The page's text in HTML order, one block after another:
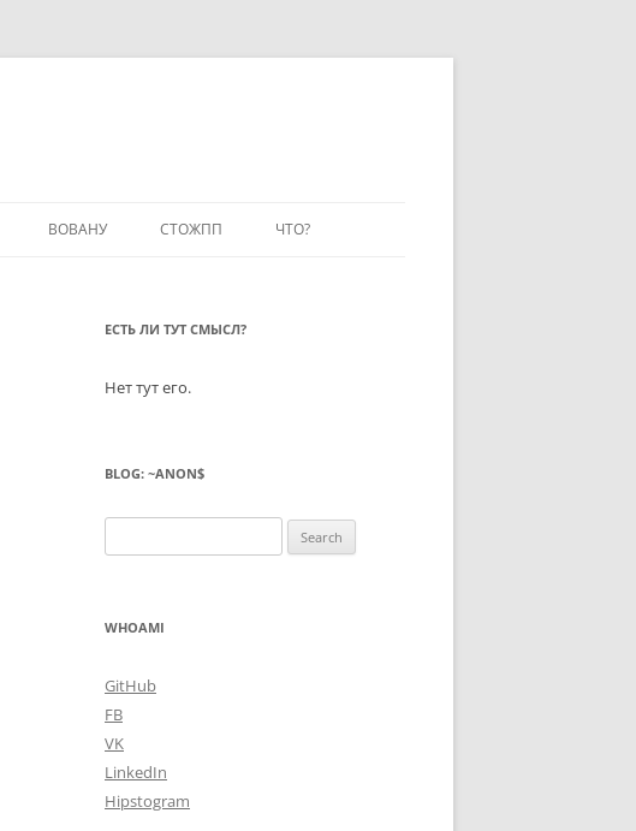
ВОВАНУ СТОЖПП ЧТО?
ЕСТЬ ЛИ ТУТ СМЫСЛ?
Нет тут его.
BLOG: ~ANON$
for:
WHOAMI
GitHub
FB
VK
LinkedIn
Hipstogram